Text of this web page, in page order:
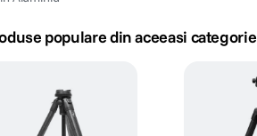
populare din aceeasi categorie